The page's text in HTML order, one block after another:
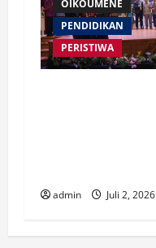
OIKOUMENE
PENDIDIKAN
PERISTIWA
admin Juli 2, 2026